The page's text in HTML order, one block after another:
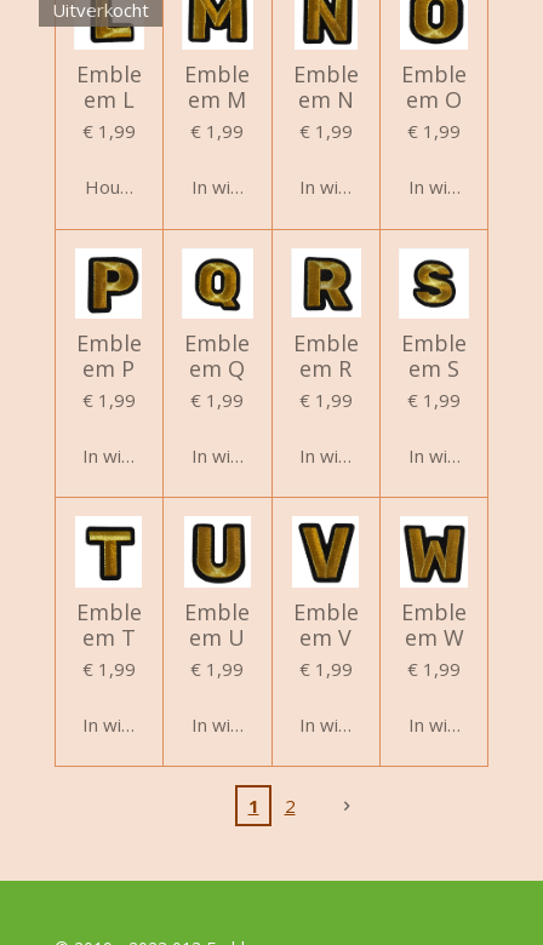
Uitverkocht
Emble
em L
€ 1,99
Houd mij op de hoogte
Emble
em M
€ 1,99
In winkelwagen
Emble
em N
€ 1,99
In winkelwagen
Emble
em O
€ 1,99
In winkelwagen
Emble
em P
€ 1,99
In winkelwagen
Emble
em Q
€ 1,99
In winkelwagen
Emble
em R
€ 1,99
In winkelwagen
Emble
em S
€ 1,99
In winkelwagen
Emble
em T
€ 1,99
In winkelwagen
Emble
em U
€ 1,99
In winkelwagen
Emble
em V
€ 1,99
In winkelwagen
Emble
em W
€ 1,99
In winkelwagen
1 2